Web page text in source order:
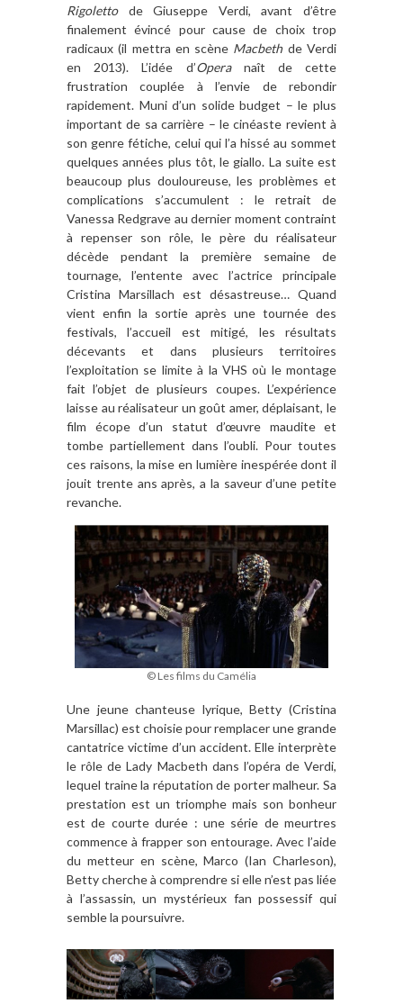
Rigolettode Giuseppe Verdi, avant d’être
finalement évincé pour cause de choix trop
radicaux (il mettra en scène Macbethde Verdi
en 2013). L’idée d’Operanaît de cette
frustration couplée à l’envie de rebondir
rapidement. Muni d’un solide budget – le plus
important de sa carrière – le cinéaste revient à
son genre fétiche, celui qui l’a hissé au sommet
quelques années plus tôt, le giallo. La suite est
beaucoup plus douloureuse, les problèmes et
complications s’accumulent : le retrait de
Vanessa Redgrave au dernier moment contraint
à repenser son rôle, le père du réalisateur
décède pendant la première semaine de
tournage, l’entente avec l’actrice principale
Cristina Marsillach est désastreuse… Quand
vient enfin la sortie après une tournée des
festivals, l’accueil est mitigé, les résultats
décevants et dans plusieurs territoires
l’exploitation se limite à la VHS où le montage
fait l’objet de plusieurs coupes. L’expérience
laisse au réalisateur un goût amer, déplaisant, le
film écope d’un statut d’œuvre maudite et
tombe partiellement dans l’oubli. Pour toutes
ces raisons, la mise en lumière inespérée dont il
jouit trente ans après, a la saveur d’une petite
revanche.
© Les films du Camélia
Une jeune chanteuse lyrique, Betty (Cristina
Marsillac) est choisie pour remplacer une grande
cantatrice victime d’un accident. Elle interprète
le rôle de Lady Macbeth dans l’opéra de Verdi,
lequel traine la réputation de porter malheur. Sa
prestation est un triomphe mais son bonheur
est de courte durée : une série de meurtres
commence à frapper son entourage. Avec l’aide
du metteur en scène, Marco (Ian Charleson),
Betty cherche à comprendre si elle n’est pas liée
à l’assassin, un mystérieux fan possessif qui
semble la poursuivre.